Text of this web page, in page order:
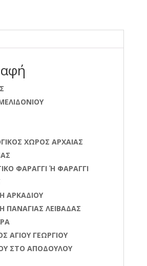
ΧΩΡΟΣ ΑΡΧΑΙΑΣ
ΦΑΡΑΓΓΙ Ή ΦΑΡΑΓΓΙ
ΑΡΚΑΔΙΟΥ
ΠΑΝΑΓΙΑΣ ΛΕΙΒΑΔΑΣ
ΑΓΙΟΥ ΓΕΩΡΓΙΟΥ
ΣΤΟ ΑΠΟΔΟΥΛΟΥ